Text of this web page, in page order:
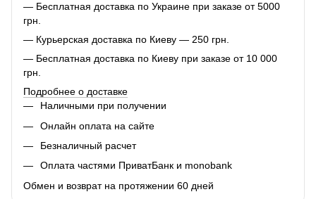
— Бесплатная доставка по Украине при заказе от 5000
грн.
— Курьерская доставка по Киеву — 250 грн.
— Бесплатная доставка по Киеву при заказе от 10 000
грн.
Подробнее о доставке
Наличными при получении
Онлайн оплата на сайте
Безналичный расчет
Оплата частями ПриватБанк и monobank
Обмен и возврат на протяжении 60 дней